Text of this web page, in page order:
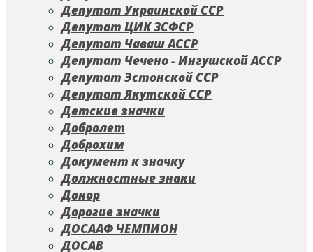
Депутат Украинской ССР
Депутат ЦИК ЗСФСР
Депутат Чаваш АССР
Депутат Чечено - Ингушской АССР
Депутат Эстонской ССР
Депутат Якутской ССР
Детские значки
Добролет
Доброхим
Документ к значку
Должностные знаки
Донор
Дорогие значки
ДОСААФ ЧЕМПИОН
ДОСАВ